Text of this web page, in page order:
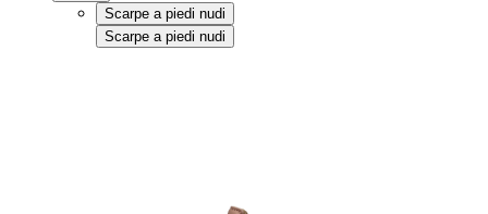
Scarpe a piedi nudi
Scarpe a piedi nudi